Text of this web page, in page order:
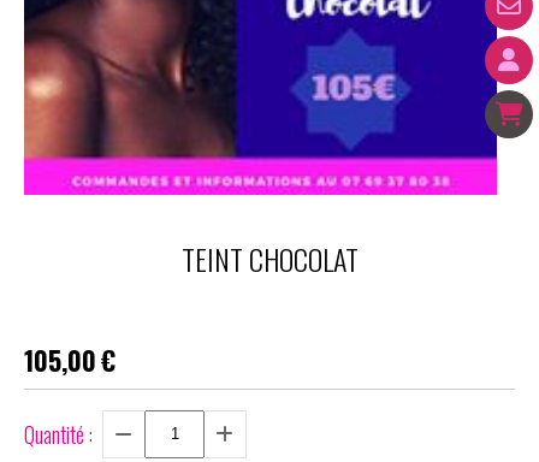
TEINT CHOCOLAT
105,00€
Quantité :